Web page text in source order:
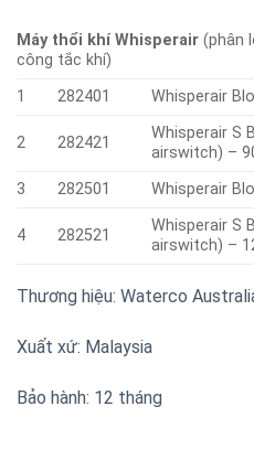
Máy thổi khí Whisperair (phân
công tắc khí)
1 282401 Whisperair
2 282421
Whisperair S
airswitch) –
3
282501 Whisperair
4 282521
Whisperair S
airswitch) –
Thương hiệu: Waterco
Xuất xứ: Malaysia
Bảo hành: 12 tháng